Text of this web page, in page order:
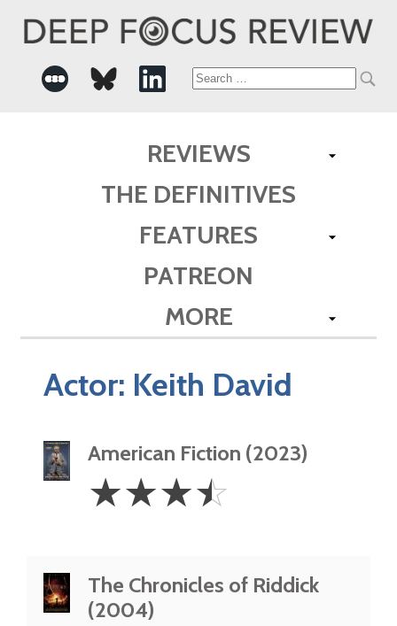
Search
REVIEWS
THE DEFINITIVES
FEATURES
PATREON
MORE
Actor: Keith David
American Fiction (2023)
3.5
Stars
☆☆☆☆
The Chronicles of Riddick
(2004)